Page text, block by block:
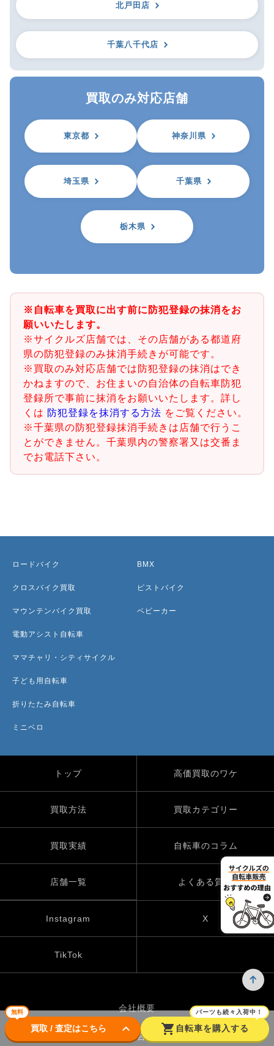
北戸田店
千葉八千代店
買取のみ対応店舗
東京都 神奈川県
埼玉県 千葉県
栃木県
※自転車を買取に出す前に防犯登録の抹消をお
願いいたします。
※サイクルズ店舗では、その店舗がある都道府
県の防犯登録のみ抹消手続きが可能です。
※買取のみ対応店舗では防犯登録の抹消はでき
かねますので、お住まいの自治体の自転車防犯
登録所で事前に抹消をお願いいたします。詳し
くは 防犯登録を抹消する方法 をご覧ください。
※千葉県の防犯登録抹消手続きは店舗で行うこ
とができません。千葉県内の警察署又は交番ま
でお電話下さい。
無料
買取 / 査定はこちら keyboard_arrow_down shopping_cart
パーツも続々入荷中！
自転車を購入する
ロードバイク
クロスバイク買取
マウンテンバイク買取
電動アシスト自転車
ママチャリ・シティサイクル
子ども用自転車
折りたたみ自転車
ミニベロ
BMX
ピストバイク
ベビーカー
トップ 高価買取のワケ
買取方法 買取カテゴリー
買取実績 自転車のコラム
店舗一覧 よくある質問
Instagram X
TikTok
会社概要
お問い合わせ